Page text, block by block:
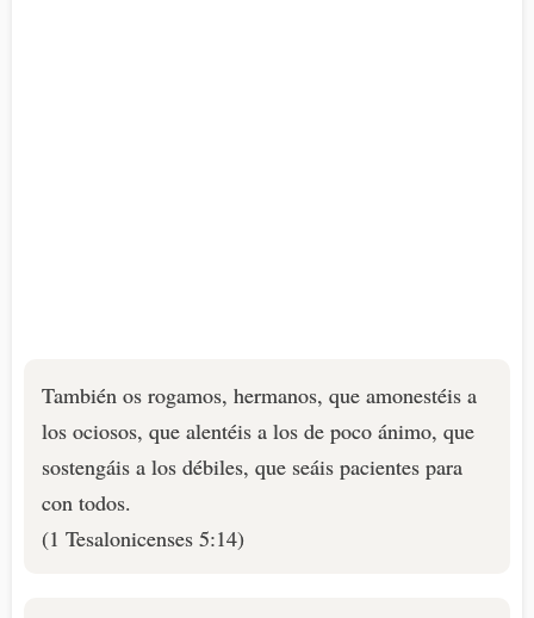
También os rogamos, hermanos, que amonestéis a
los ociosos, que alentéis a los de poco ánimo, que
sostengáis a los débiles, que seáis pacientes para
con todos.
(1 Tesalonicenses 5:14)